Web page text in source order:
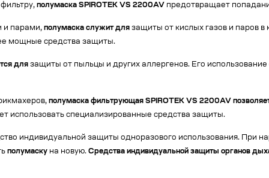
полумаска SPIROTEK VS 2200AV предотвращает
и парами, полумаска служит для защиты от кислых газов и паров
мощные средства защиты.
для защиты от пыльцы и других аллергенов. Его
полумаска фильтрующая SPIROTEK VS 2200AV
использовать специализированные средства защиты.
индивидуальной защиты одноразового использования. При
полумаску на новую. Средства индивидуальной защиты органов